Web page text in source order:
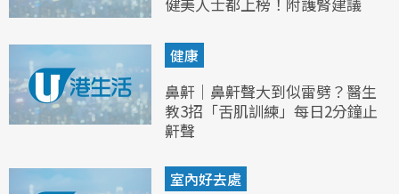
健康
鼻鼾｜鼻鼾聲大到似雷劈？醫生
教3招「舌肌訓練」每日2分鐘止
鼾聲
室內好去處